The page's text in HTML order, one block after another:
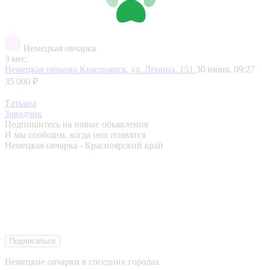
Немецкая овчарка
3 мес.
Немецкая овчарка Красноярск, ул. Ленина, 151 30 июня, 09:27
35 000 ₽
Татьяна
Заводчик
Подпишитесь на новые объявления
И мы сообщим, когда они появятся
Немецкая овчарка - Красноярский край
Подписаться
Немецкие овчарки в соседних городах